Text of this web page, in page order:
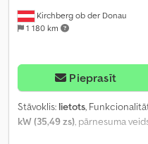
Kirchberg ob der Donau
1 180 km
Pieprasīt
Stāvoklis: lietots,
kW (35,49 zs), pārnesuma
, degvielas